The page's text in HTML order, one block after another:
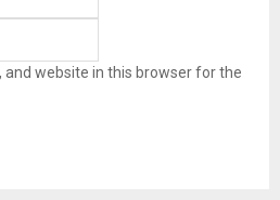
and website in this browser for the